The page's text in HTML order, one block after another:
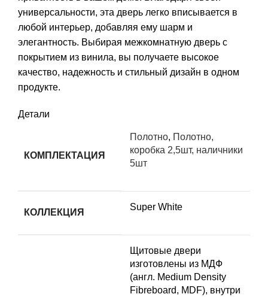
универсальности, эта дверь легко вписывается в
любой интерьер, добавляя ему шарм и
элегантность. Выбирая межкомнатную дверь с
покрытием из винила, вы получаете высокое
качество, надежность и стильный дизайн в одном
продукте.
Детали
КОМПЛЕКТАЦИЯ
Полотно, Полотно,
коробка 2,5шт, наличники
5шт
КОЛЛЕКЦИЯ
Super White
Щитовые двери
изготовлены из МДФ
(англ. Medium Density
Fibreboard, MDF), внутри